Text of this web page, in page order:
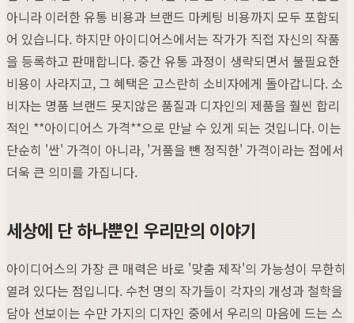
아니라 이러한 유통 비용과 브랜드 마케팅 비용까지 모두 포함되
어 있습니다. 하지만 아이디어스에서는 작가가 직접 자신의 작품
을 등록하고 판매합니다. 중간 유통 과정이 생략되면서 불필요한
비용이 사라지고, 그 혜택은 고스란히 소비자에게 돌아갑니다. 소
비자는 명품 브랜드 못지않은 품질과 디자인의 제품을 훨씬 합리
적인 **아이디어스 가격**으로 만날 수 있게 되는 것입니다. 이는
단순히 '싼' 가격이 아니라, '거품을 뺀 정직한' 가격이라는 점에서
더욱 큰 의미를 가집니다.
세상에 단 하나뿐인 우리만의 이야기
아이디어스의 가장 큰 매력은 바로 '맞춤 제작'의 가능성이 무한히
열려 있다는 점입니다. 수천 명의 작가들이 각자의 개성과 철학을
담아 선보이는 수만 가지의 디자인 중에서 우리의 마음에 드는 스